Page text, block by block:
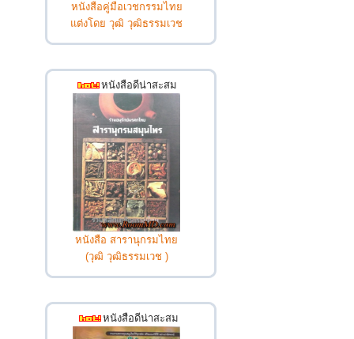
หนังสือคู่มือเวชกรรมไทย
แต่งโดย วุฒิ วุฒิธรรมเวช
หนังสือดีน่าสะสม
หนังสือ สารานุกรมไทย
(วุฒิ วุฒิธรรมเวช )
หนังสือดีน่าสะสม